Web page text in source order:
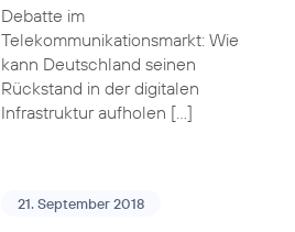
Debatte im
Telekommunikationsmarkt: Wie
kann Deutschland seinen
Rückstand in der digitalen
Infrastruktur aufholen […]
21. September 2018